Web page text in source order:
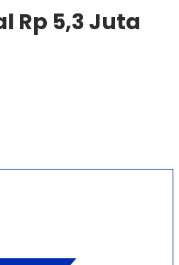
Rp 5,3 Juta